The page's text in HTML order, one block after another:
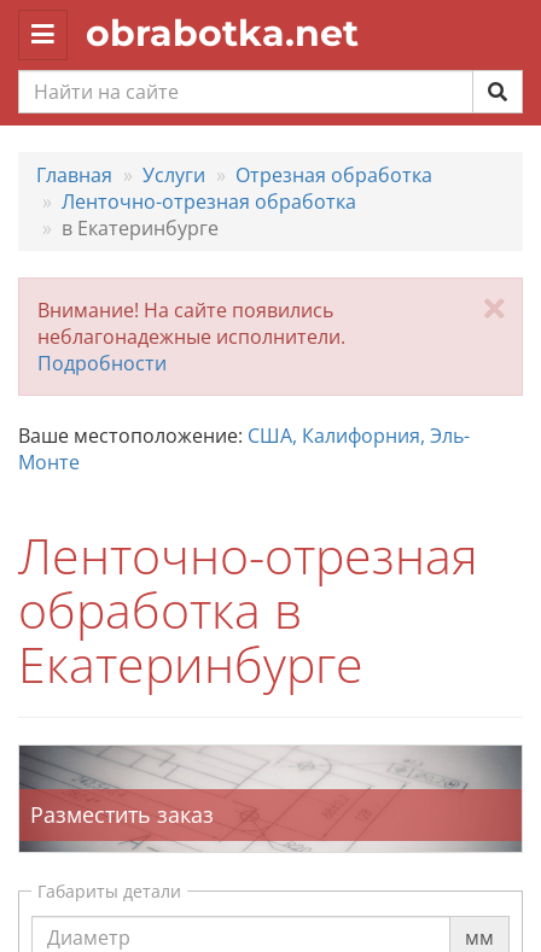
Toggle
navigation
obrabotka.net
Главная Услуги
Отрезная обработка
Ленточно-отрезная обработка
в Екатеринбурге
Внимание! На сайте появились
неблагонадежные исполнители.
Подробности
Ваше местоположение: США, Калифорния, Эль-
Монте
Ленточно-отрезная
обработка в
Екатеринбурге
Разместить заказ
Габариты детали
мм